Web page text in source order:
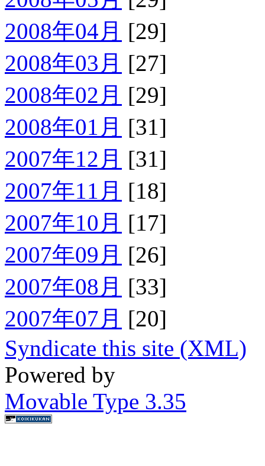
2008年04月 [29]
2008年03月 [27]
2008年02月 [29]
2008年01月 [31]
2007年12月 [31]
2007年11月 [18]
2007年10月 [17]
2007年09月 [26]
2007年08月 [33]
2007年07月 [20]
Syndicate this site (XML)
Powered by
Movable Type 3.35